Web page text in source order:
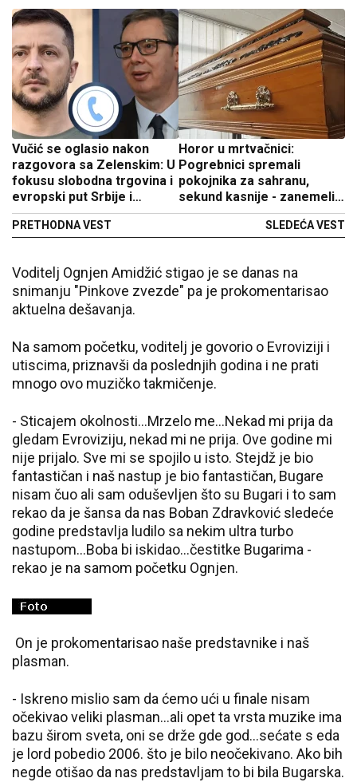
Vučić se oglasio nakon
razgovora sa Zelenskim: U
fokusu slobodna trgovina i
evropski put Srbije i
Ukrajine
PRETHODNA VEST
Horor u mrtvačnici:
Pogrebnici spremali
pokojnika za sahranu,
sekund kasnije - zanemeli
od šoka!
SLEDEĆA VEST
Voditelj Ognjen Amidžić stigao je se danas na
snimanju "Pinkove zvezde" pa je prokomentarisao
aktuelna dešavanja.
Na samom početku, voditelj je govorio o Evroviziji i
utiscima, priznavši da poslednjih godina i ne prati
mnogo ovo muzičko takmičenje.
- Sticajem okolnosti...Mrzelo me...Nekad mi prija da
gledam Evroviziju, nekad mi ne prija. Ove godine mi
nije prijalo. Sve mi se spojilo u isto. Stejdž je bio
fantastičan i naš nastup je bio fantastičan, Bugare
nisam čuo ali sam oduševljen što su Bugari i to sam
rekao da je šansa da nas Boban Zdravković sledeće
godine predstavlja ludilo sa nekim ultra turbo
nastupom...Boba bi iskidao...čestitke Bugarima -
rekao je na samom početku Ognjen.
On je prokomentarisao naše predstavnike i naš
plasman.
- Iskreno mislio sam da ćemo ući u finale nisam
očekivao veliki plasman...ali opet ta vrsta muzike ima
bazu širom sveta, oni se drže gde god...sećate s eda
je lord pobedio 2006. što je bilo neočekivano. Ako bih
negde otišao da nas predstavljam to bi bila Bugarska.